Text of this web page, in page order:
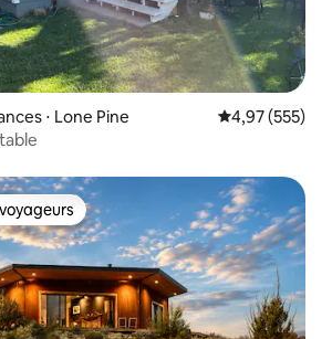
⋅ Lone Pine Évaluation
4,97 (555)
les plus appréciés